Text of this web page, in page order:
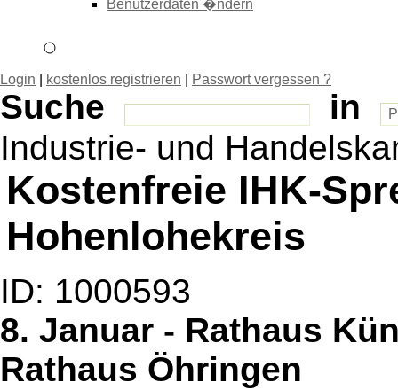
Benutzerdaten �ndern
Login kostenlos registrieren Passwort vergessen ?
Suche
in
Industrie- und
Kostenfreie IHK-
Hohenlohekreis
ID: 1000593
8. Januar - Rathaus
Rathaus Öhringen